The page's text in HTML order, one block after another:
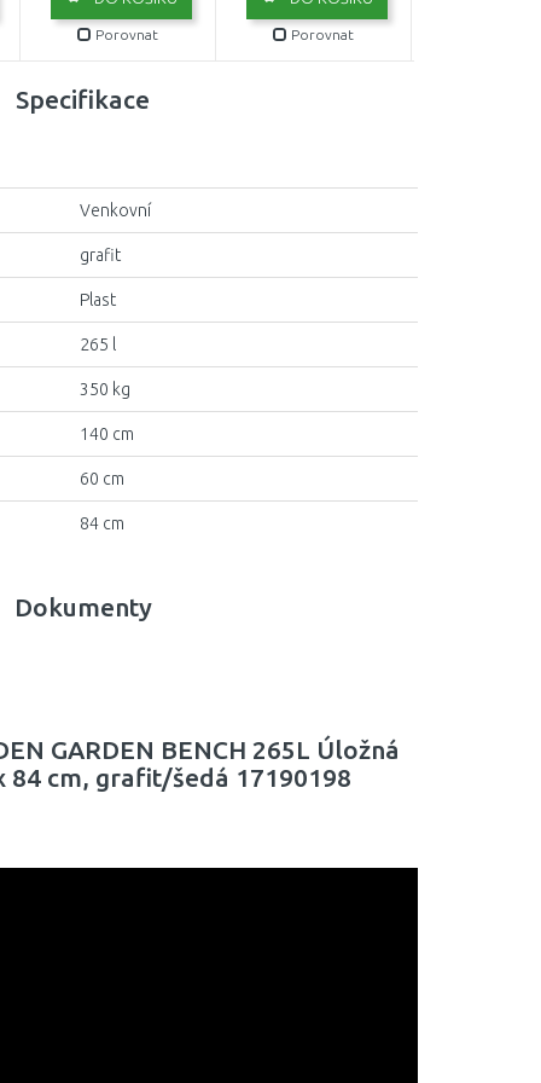
Porovnat Porovnat
Specifikace
Venkovní
grafit
Plast
265 l
350 kg
140 cm
60 cm
84 cm
Dokumenty
GARDEN BENCH 265L Úložná
84 cm, grafit/šedá 17190198